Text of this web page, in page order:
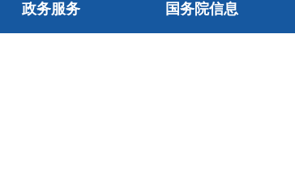
政务服务 国务院信息